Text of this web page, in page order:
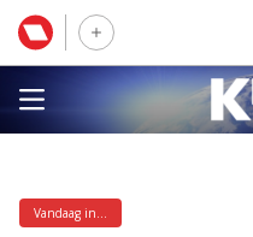
Vandaag in...